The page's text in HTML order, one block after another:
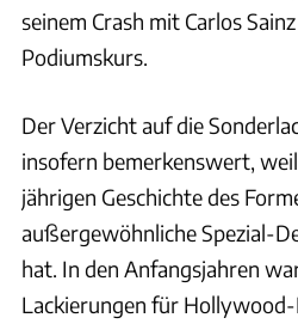
seinem Crash mit Carlos
Podiumskurs.
Der Verzicht auf die
insofern bemerkenswert,
jährigen Geschichte des
außergewöhnliche Spezial-
hat. In den Anfangsjahren
Lackierungen für